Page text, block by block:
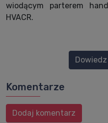
wiodącym parterem
HVACR.
Komentarze
Dodaj komentarz